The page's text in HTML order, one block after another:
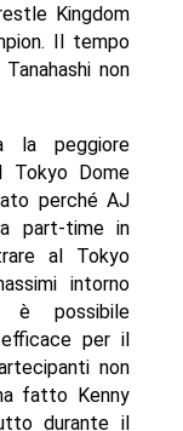
Kingdom
Il tempo
non
peggiore
Tokyo Dome
perché AJ
part-time in
al Tokyo
intorno
è possibile
per il
non
fatto Kenny
durante il